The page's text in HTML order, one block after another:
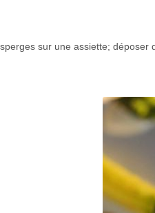
sur une assiette;